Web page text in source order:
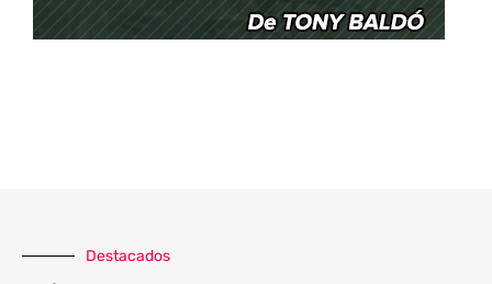
Destacados